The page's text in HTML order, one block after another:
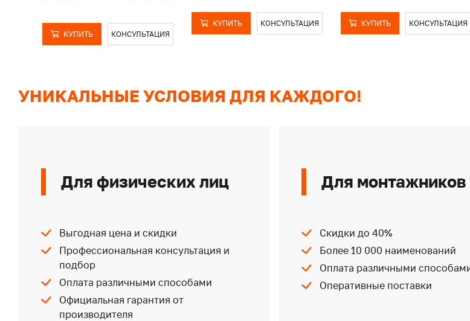
КУПИТЬ КОНСУЛЬТАЦИЯ
КУПИТЬ КОНСУЛЬТАЦИЯ КУПИТЬ КОНСУЛЬТАЦИЯ
УНИКАЛЬНЫЕ УСЛОВИЯ ДЛЯ КАЖДОГО!
Для физических лиц
Выгодная цена и скидки
Профессиональная консультация и
подбор
Оплата различными способами
Официальная гарантия от
производителя
Для монтажников
Скидки до 40%
Более 10 000 наименований
Оплата различными
Оперативные поставки